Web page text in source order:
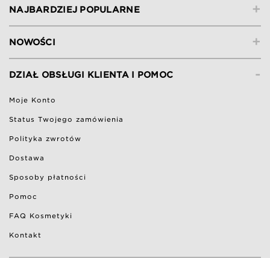
+
NAJBARDZIEJ POPULARNE
+
NOWOŚCI
-
DZIAŁ OBSŁUGI KLIENTA I POMOC
Moje Konto
Status Twojego zamówienia
Polityka zwrotów
Dostawa
Sposoby płatności
Pomoc
FAQ Kosmetyki
Kontakt